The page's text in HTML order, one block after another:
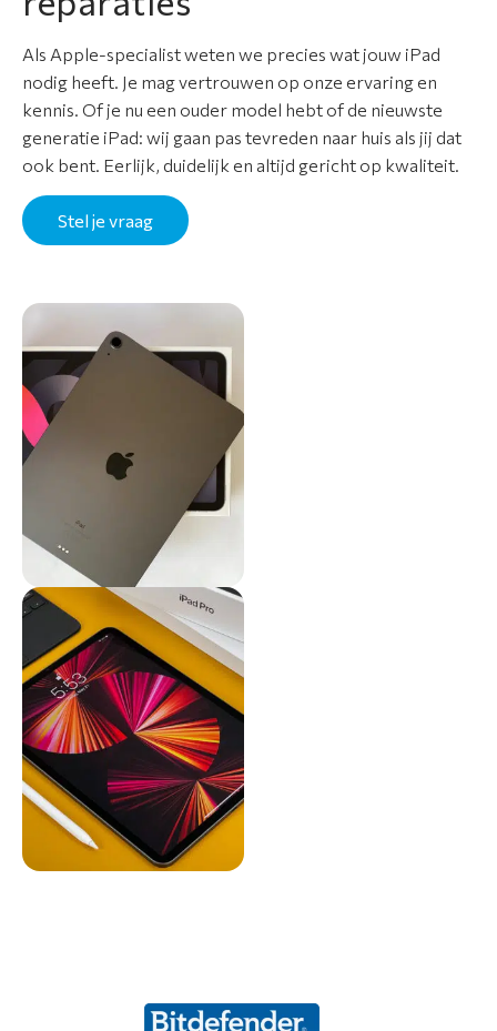
Als Apple-specialist weten we precies wat jouw iPad
nodig heeft. Je mag vertrouwen op onze ervaring en
kennis. Of je nu een ouder model hebt of de nieuwste
generatie iPad: wij gaan pas tevreden naar huis als jij dat
ook bent. Eerlijk, duidelijk en altijd gericht op kwaliteit.
Stel je vraag